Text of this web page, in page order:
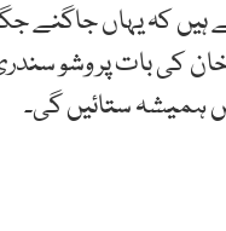
کہ یہاں جاگنے
کی بات پر وشو
ہمیشہ ستائیں گی۔